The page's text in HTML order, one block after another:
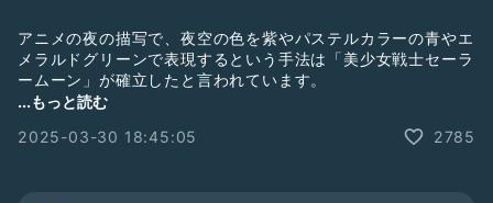
アニメの夜の描写で、夜空の色を紫やパステルカラーの青やエ
メラルドグリーンで表現するという手法は「美少女戦士セーラ
ームーン」が確立したと言われています。
感動したぺそこです。
...もっと読む
2025-03-30 18:45:05
2785